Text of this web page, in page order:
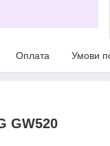
Оплата Умови
GW520